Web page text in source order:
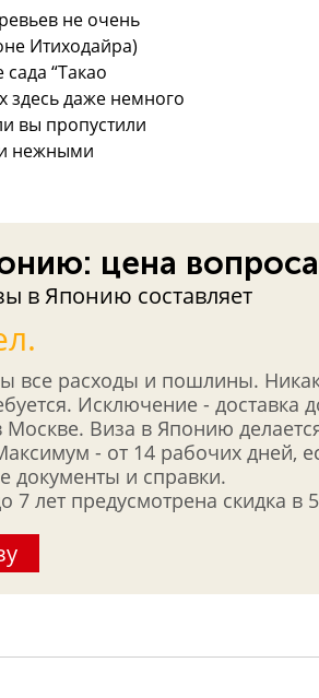
не очень
Итиходайра)
“Такао
здесь даже немного
вы пропустили
нежными
цена
в Японию составляет
все расходы и пошлины.
Исключение - доставка
Москве. Виза в Японию
- от 14 рабочих дней,
документы и справки.
7 лет предусмотрена скидка в